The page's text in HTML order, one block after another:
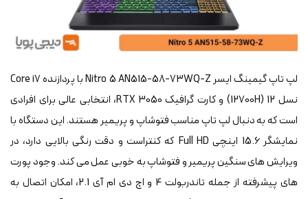
لپ تاپ گیمینگ ایسر Nitro 5 AN515-58-73WQ-Z با پردازنده Core i7
نسل 12 (12700H) و کارت گرافیک RTX 3050، انتخابی عالی برای افرادی
است که به دنبال لپ تاپ مناسب فتوشاپ و پریمیر هستند. این دستگاه با
نمایشگر 15.6 اینچی Full HD که کنتراست و دقت رنگی بالایی دارد، در
ویرایش های سنگین پریمیر و فتوشاپ به خوبی عمل می کند. وجود پورت
های پیشرفته از جمله تاندربولت 4 و اچ دی ام آی 2.1، امکان اتصال به